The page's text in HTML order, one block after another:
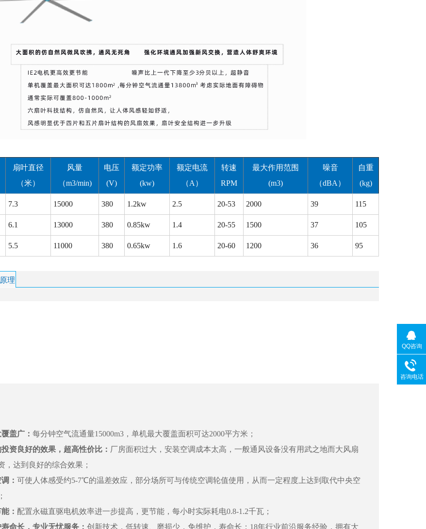
扇叶直径
（米）
风量
（m3/min)
电压
(V)
额定功率
(kw)
额定电流
（A）
转速
RPM
最大作用范围
(m3)
噪音
（dBA）
自重
(kg)
7.3 15000 380 1.2kw 2.5 20-53 2000 39 115
6.1 13000 380 0.85kw 1.4 20-55 1500 37 105
5.5 11000 380 0.65kw 1.6 20-60 1200 36 95
理
盖广： 每分钟空气流通量15000m3，单机最大覆盖面积可达2000平方米；
资良好的效果，超高性价比： 厂房面积过大，安装空调成本太高，一般通风设备没有用武之地而大风扇
，达到良好的综合效果；
： 可使人体感受约5-7℃的温差效应，部分场所可与传统空调轮值使用，从而一定程度上达到取代中央空
： 配置永磁直驱电机效率进一步提高，更节能，每小时实际耗电0.8-1.2千瓦；
命长，专业无忧服务： 创新技术，低转速、磨损少，免维护，寿命长；18年行业前沿服务经验，拥有大
QQ咨询
咨询电话